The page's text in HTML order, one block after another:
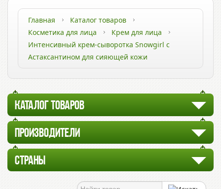
Главная
Каталог товаров
Косметика для лица
Крем для лица
Интенсивный крем-сыворотка Snowgirl с
Астаксантином для сияющей кожи
КАТАЛОГ ТОВАРОВ
ПРОИЗВОДИТЕЛИ
СТРАНЫ